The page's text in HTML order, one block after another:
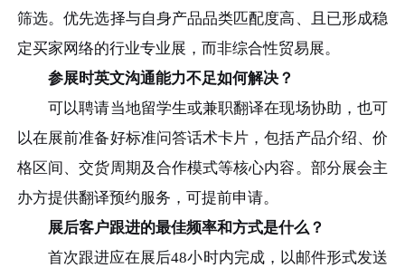
筛选。优先选择与自身产品品类匹配度高、且已形成稳
定买家网络的行业专业展，而非综合性贸易展。
参展时英文沟通能力不足如何解决？
可以聘请当地留学生或兼职翻译在现场协助，也可
以在展前准备好标准问答话术卡片，包括产品介绍、价
格区间、交货周期及合作模式等核心内容。部分展会主
办方提供翻译预约服务，可提前申请。
展后客户跟进的最佳频率和方式是什么？
首次跟进应在展后48小时内完成，以邮件形式发送